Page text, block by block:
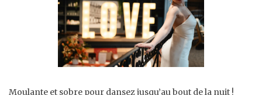
Moulante et sobre pour dansez jusqu’au bout de la nuit !